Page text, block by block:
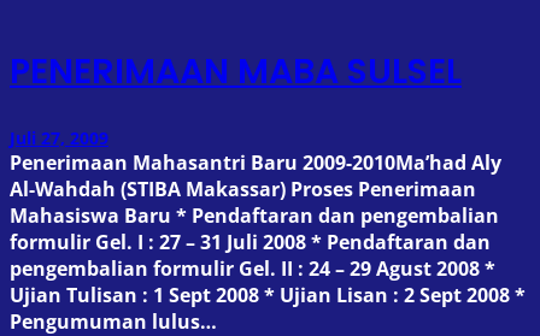
PENERIMAAN MABA SULSEL
Juli 27, 2009
Penerimaan Mahasantri Baru 2009-2010Ma’had Aly
Al-Wahdah (STIBA Makassar) Proses Penerimaan
Mahasiswa Baru * Pendaftaran dan pengembalian
formulir Gel. I : 27 – 31 Juli 2008 * Pendaftaran dan
pengembalian formulir Gel. II : 24 – 29 Agust 2008 *
Ujian Tulisan : 1 Sept 2008 * Ujian Lisan : 2 Sept 2008 *
Pengumuman lulus…